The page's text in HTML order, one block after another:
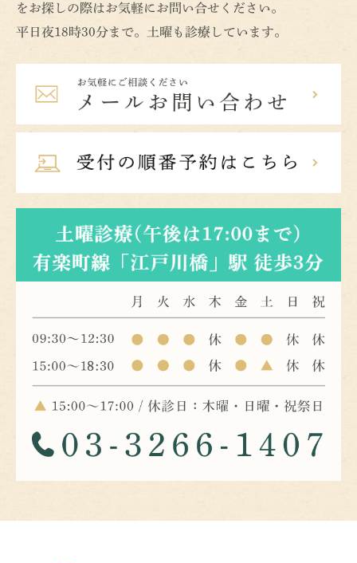
をお探しの際はお気軽にお問い合せください。
平日夜18時30分まで。土曜も診療しています。